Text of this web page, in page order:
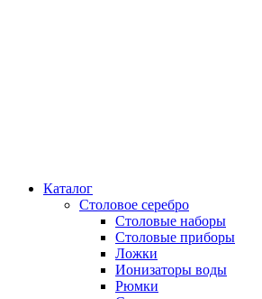
Каталог
Столовое серебро
Столовые наборы
Столовые приборы
Ложки
Ионизаторы воды
Рюмки